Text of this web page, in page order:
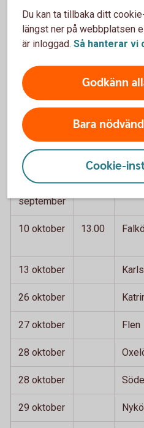
18.00
29 augusti 12.30
september
14.00
september
september
september
10 oktober 13.00
13 oktober
26 oktober
27 oktober Flen
28 oktober
28 oktober
29 oktober
Du kan ta tillbaka ditt
längst ner på webbplatsen
är inloggad. Så hanterar vi
Godkänn
Bara
Cookie-